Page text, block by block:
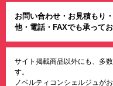
お問い合わせ・お見積もり
他・電話・FAXでも承って
サイト掲載商品以外にも、多
す。
ノベルティコンシェルジュが